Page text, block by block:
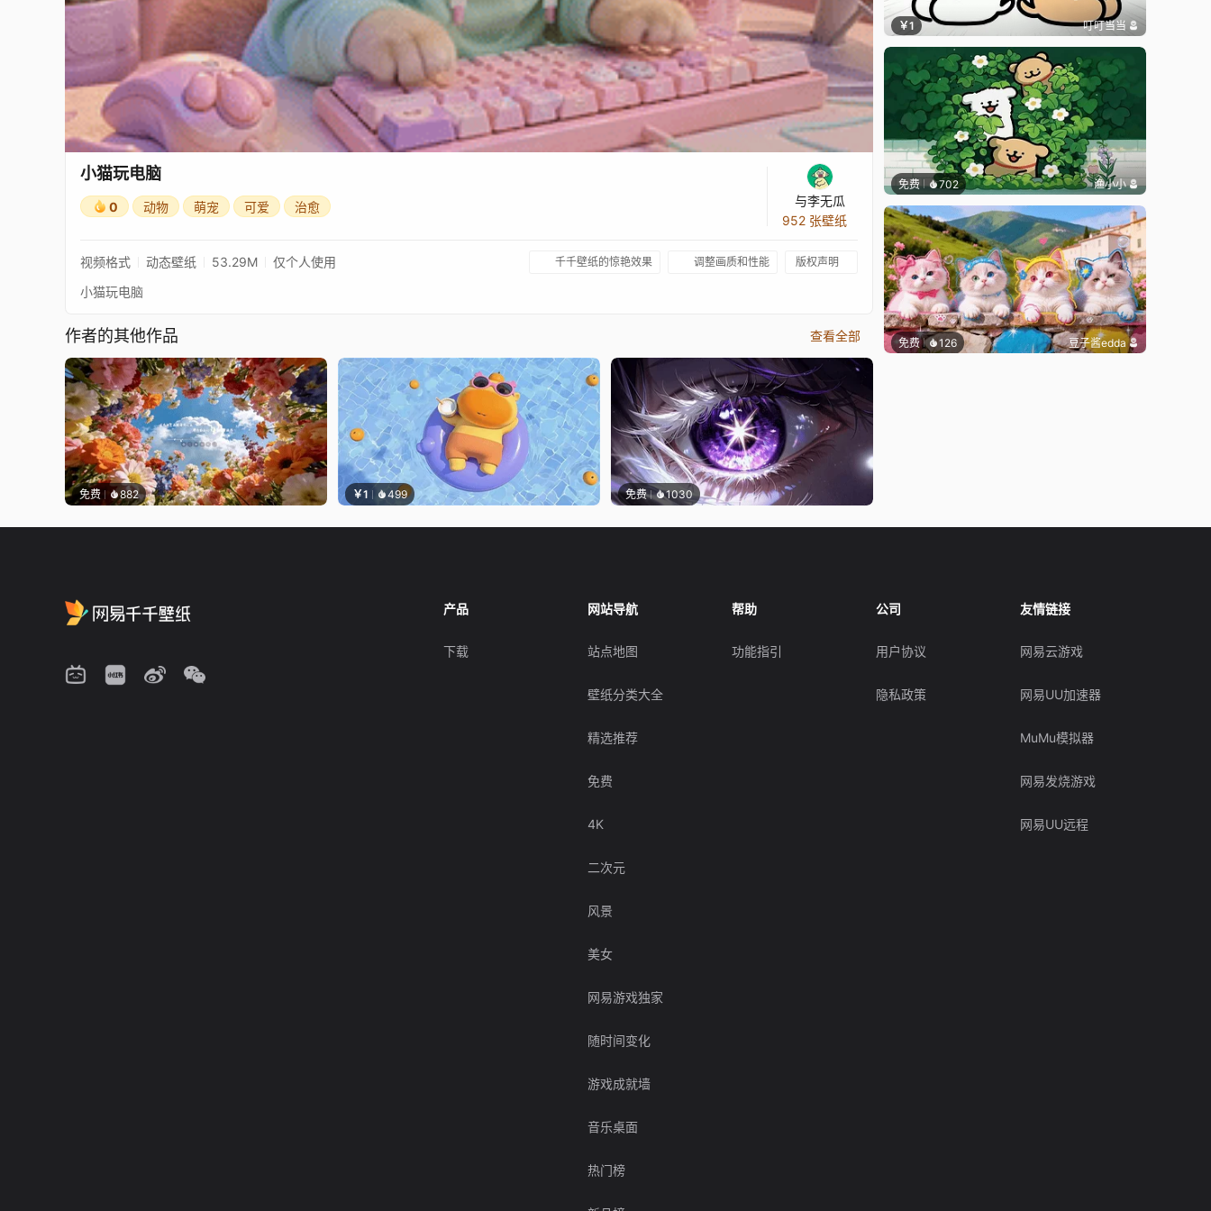
小猫玩电脑
0 动物 萌宠 可爱 治愈
与李无瓜
952 张壁纸
视频格式 动态壁纸 53.29M 仅个人使用 千千壁纸的惊艳效果 调整画质和性能 版权声明
小猫玩电脑
作者的其他作品 查看全部
免费 882 ￥1 499 免费 1030
￥1 叮叮当当
免费 702 渔小小
免费 126 豆子酱edda
产品
下载
网站导航
站点地图
壁纸分类大全
精选推荐
免费
4K
二次元
风景
美女
网易游戏独家
随时间变化
游戏成就墙
音乐桌面
热门榜
帮助
功能指引
公司
用户协议
隐私政策
友情链接
网易云游戏
网易UU加速器
MuMu模拟器
网易发烧游戏
网易UU远程